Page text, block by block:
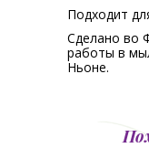
Подходит
Сделано во
работы в
Ньоне.